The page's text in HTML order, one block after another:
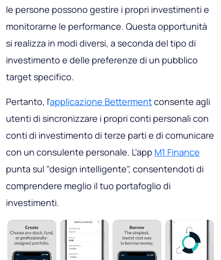
le persone possono gestire i propri investimenti e
monitorarne le performance. Questa opportunità
si realizza in modi diversi, a seconda del tipo di
investimento e delle preferenze di un pubblico
target specifico.
Pertanto, l'applicazione Bettermentconsente agli
utenti di sincronizzare i propri conti personali con
conti di investimento di terze parti e di comunicare
con un consulente personale. L'app M1 Finance
punta sul "design intelligente", consentendoti di
comprendere meglio il tuo portafoglio di
investimenti.